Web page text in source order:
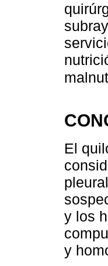
El
y los
y